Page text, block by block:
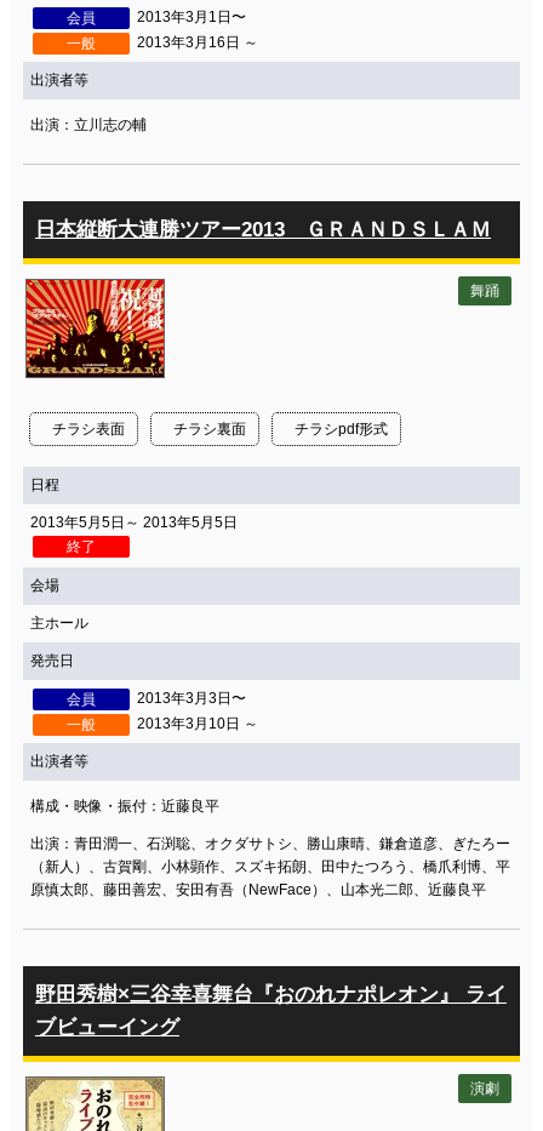
サイトマップ トップに戻る
会員
2013年3月1日〜
一般
2013年3月16日 ～
出演者等
出演：立川志の輔
日本縦断大連勝ツアー2013 ＧＲＡＮＤＳＬＡＭ
チラシ表面 チラシ裏面 チラシpdf形式
舞踊
日程
2013年5月5日～ 2013年5月5日
終了
会場
主ホール
発売日
会員
2013年3月3日〜
一般
2013年3月10日 ～
出演者等
構成・映像・振付：近藤良平
出演：青田潤一、石渕聡、オクダサトシ、勝山康晴、鎌倉道彦、ぎたろー
（新人）、古賀剛、小林顕作、スズキ拓朗、田中たつろう、橋爪利博、平
原慎太郎、藤田善宏、安田有吾（NewFace）、山本光二郎、近藤良平
野田秀樹×三谷幸喜舞台『おのれナポレオン』 ライ
ブビューイング
演劇